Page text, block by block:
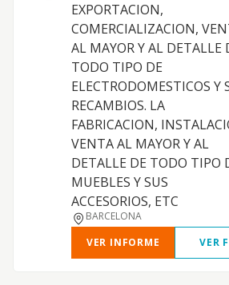
EXPORTACION,
COMERCIALIZACION,
AL MAYOR Y AL DETALLE
TODO TIPO DE
ELECTRODOMESTICOS Y
RECAMBIOS. LA
FABRICACION,
VENTA AL MAYOR Y AL
DETALLE DE TODO TIPO
MUEBLES Y SUS
ACCESORIOS, ETC
BARCELONA
VER INFORME
VER